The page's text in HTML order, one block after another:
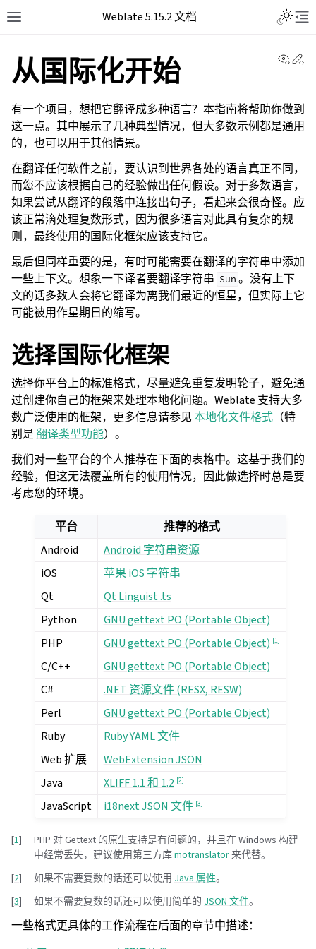
Weblate 5.15.2 文档
从国际化开始
有一个项目，想把它翻译成多种语言？本指南将帮助你做到
这一点。其中展示了几种典型情况，但大多数示例都是通用
的，也可以用于其他情景。
在翻译任何软件之前，要认识到世界各处的语言真正不同，
而您不应该根据自己的经验做出任何假设。对于多数语言，
如果尝试从翻译的段落中连接出句子，看起来会很奇怪。应
该正常滴处理复数形式，因为很多语言对此具有复杂的规
则，最终使用的国际化框架应该支持它。
最后但同样重要的是，有时可能需要在翻译的字符串中添加
一些上下文。想象一下译者要翻译字符串 Sun 。没有上下
文的话多数人会将它翻译为离我们最近的恒星，但实际上它
可能被用作星期日的缩写。
选择国际化框架
选择你平台上的标准格式，尽量避免重复发明轮子，避免通
过创建你自己的框架来处理本地化问题。Weblate 支持大多
数广泛使用的框架，更多信息请参见本地化文件格式 （特
别是翻译类型功能）。
我们对一些平台的个人推荐在下面的表格中。这基于我们的
经验，但这无法覆盖所有的使用情况，因此做选择时总是要
考虑您的环境。
平台
推荐的格式
Android
Android 字符串资源
iOS
苹果 iOS 字符串
Qt
Qt Linguist .ts
Python
GNU gettext PO (Portable Object)
PHP
GNU gettext PO (Portable Object) [1]
C/C++
GNU gettext PO (Portable Object)
C#
.NET 资源文件 (RESX, RESW)
Perl
GNU gettext PO (Portable Object)
Ruby
Ruby YAML 文件
Web 扩展
WebExtension JSON
Java
XLIFF 1.1 和 1.2 [2]
JavaScript i18next JSON 文件 [3]
[1]
PHP 对 Gettext 的原生支持是有问题的，并且在 Windows 构建
中经常丢失，建议使用第三方库motranslator来代替。
[2] 如果不需要复数的话还可以使用 Java 属性。
[3] 如果不需要复数的话还可以使用简单的 JSON 文件。
一些格式更具体的工作流程在后面的章节中描述：